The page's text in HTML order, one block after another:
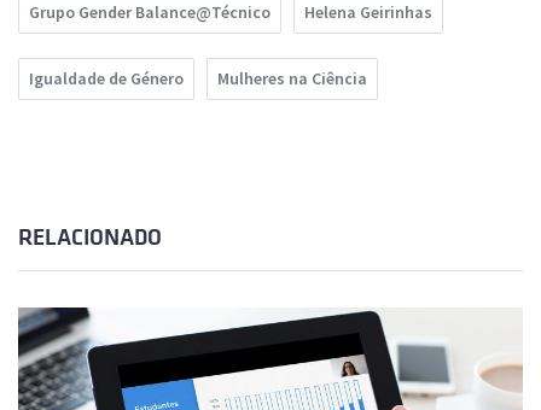
Grupo Gender Balance@Técnico Helena Geirinhas
Igualdade de Género Mulheres na Ciência
RELACIONADO